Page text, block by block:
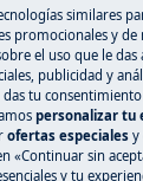
operación de
el
de la
similares
promocionales y
el uso que le das
publicidad y
das tu
personalizar tu
ofertas especiales y
«Continuar sin
y tu